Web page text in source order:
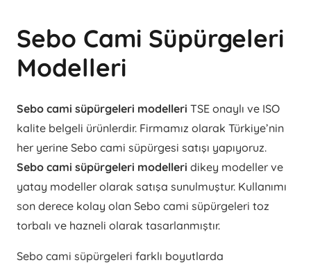
Sebo Cami Süpürgeleri
Modelleri
Sebo cami süpürgeleri modelleri TSE onaylı ve ISO
kalite belgeli ürünlerdir. Firmamız olarak Türkiye’nin
her yerine Sebo cami süpürgesi satışı yapıyoruz.
Sebo cami süpürgeleri modelleri dikey modeller ve
yatay modeller olarak satışa sunulmuştur. Kullanımı
son derece kolay olan Sebo cami süpürgeleri toz
torbalı ve hazneli olarak tasarlanmıştır.
Sebo cami süpürgeleri farklı boyutlarda